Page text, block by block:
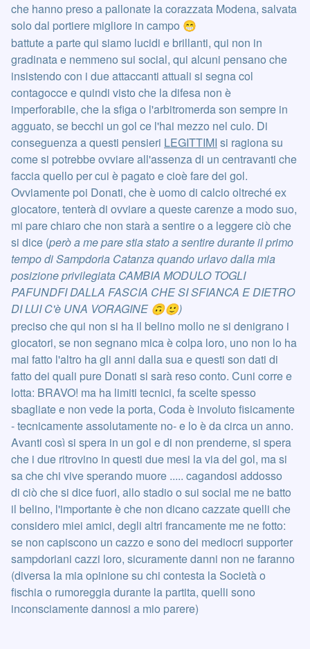
che hanno preso a pallonate la corazzata Modena, salvata
solo dal portiere migliore in campo 😁
battute a parte qui siamo lucidi e brillanti, qui non in
gradinata e nemmeno sui social, qui alcuni pensano che
insistendo con i due attaccanti attuali si segna col
contagocce e quindi visto che la difesa non è
imperforabile, che la sfiga o l'arbitromerda son sempre in
agguato, se becchi un gol ce l'hai mezzo nel culo. Di
conseguenza a questi pensieri LEGITTIMI si ragiona su
come si potrebbe ovviare all'assenza di un centravanti che
faccia quello per cui è pagato e cioè fare dei gol.
Ovviamente poi Donati, che è uomo di calcio oltreché ex
giocatore, tenterà di ovviare a queste carenze a modo suo,
mi pare chiaro che non starà a sentire o a leggere ciò che
si dice (però a me pare stia stato a sentire durante il primo
tempo di Sampdoria Catanza quando urlavo dalla mia
posizione privilegiata CAMBIA MODULO TOGLI
PAFUNDFI DALLA FASCIA CHE SI SFIANCA E DIETRO
DI LUI C'è UNA VORAGINE 🙃🙂)
preciso che qui non si ha il belino mollo ne si denigrano i
giocatori, se non segnano mica è colpa loro, uno non lo ha
mai fatto l'altro ha gli anni dalla sua e questi son dati di
fatto dei quali pure Donati si sarà reso conto. Cuni corre e
lotta: BRAVO! ma ha limiti tecnici, fa scelte spesso
sbagliate e non vede la porta, Coda è involuto fisicamente
- tecnicamente assolutamente no- e lo è da circa un anno.
Avanti così si spera in un gol e di non prenderne, si spera
che i due ritrovino in questi due mesi la via del gol, ma si
sa che chi vive sperando muore ..... cagandosi addosso
di ciò che si dice fuori, allo stadio o sui social me ne batto
il belino, l'importante è che non dicano cazzate quelli che
considero miei amici, degli altri francamente me ne fotto:
se non capiscono un cazzo e sono dei mediocri supporter
sampdoriani cazzi loro, sicuramente danni non ne faranno
(diversa la mia opinione su chi contesta la Società o
fischia o rumoreggia durante la partita, quelli sono
inconsciamente dannosi a mio parere)